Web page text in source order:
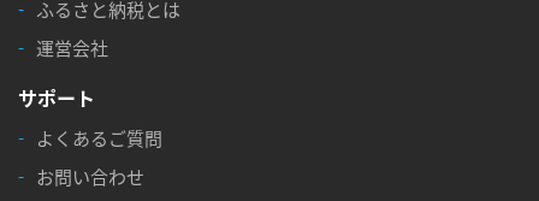
ふるさと納税とは
運営会社
サポート
よくあるご質問
お問い合わせ